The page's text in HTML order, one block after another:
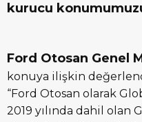
kurucu
Ford Otosan Genel
konuya ilişkin
“Ford Otosan olarak
2019 yılında dahil olan